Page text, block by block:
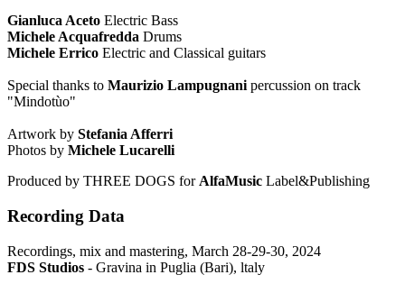
Gianluca Aceto Electric Bass
Michele Acquafredda Drums
Michele Errico Electric and Classical guitars
Special thanks to Maurizio Lampugnani percussion on track
"Mindotùo"
Artwork by Stefania Afferri
Photos by Michele Lucarelli
Produced by THREE DOGS forAlfaMusic Label&Publishing
Recording Data
Recordings, mix and mastering, March 28-29-30, 2024
FDS Studios - Gravina in Puglia (Bari), ltaly